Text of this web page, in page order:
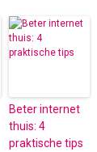
Beter internet
thuis: 4
praktische tips